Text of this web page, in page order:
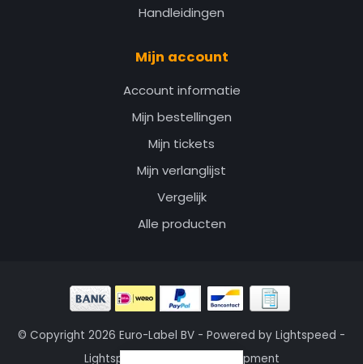
Handleidingen
Mijn account
Account informatie
Mijn bestellingen
Mijn tickets
Mijn verlanglijst
Vergelijk
Alle producten
© Copyright 2026 Euro-Label BV - Powered by Lightspeed -
Lightspeed design
Dyvelopment